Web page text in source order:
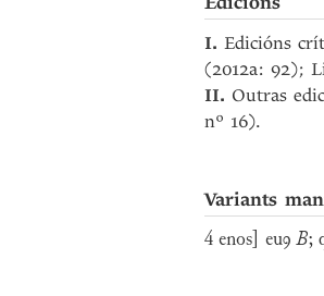
I. Edicións
(2012a: 92);
II. Outras
nº 16).
Variants
4 enos] euꝯ B;